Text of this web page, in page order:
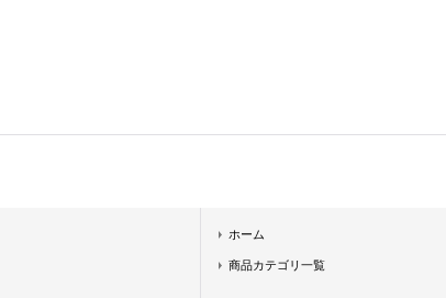
ホーム
商品カテゴリ一覧